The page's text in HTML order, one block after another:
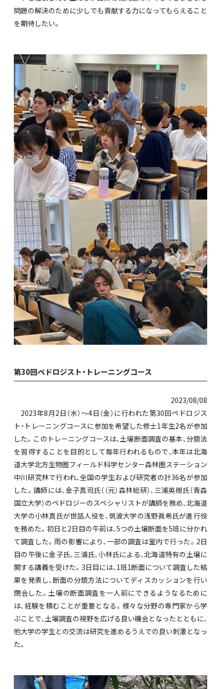
問題の解決のために少しでも貢献する力になってもらえること
を期待したい。
第30回ペドロジスト・トレーニングコース
2023/08/08
2023年8月2日（水）～4日（金）に行われた第30回ペドロジス
ト・トレーニングコースに参加を希望した修士1年生2名が参加
した。このトレーニングコースは、土壌断面調査の基本、分類法
を習得することを目的として毎年行われるもので、本年は北海
道大学北方生物圏フィールド科学センター森林圏ステーション
中川研究林で行われ、全国の学生および研究者の計36名が参加
した。講師には、金子真司氏（（元）森林総研）、三浦英樹氏（青森
国立大学）のペドロジーのスペシャリストが講師を務め、北海道
大学の小林真氏が世話人役を、筑波大学の浅野眞希氏が進行役
を務めた。初日と2日目の午前は、5つの土壌断面を5班に分かれ
て調査した。雨の影響により、一部の調査は室内で行った。2日
目の午後に金子氏、三浦氏、小林氏による、北海道特有の土壌に
関する講義を受けた。3日目には、1班1断面について調査した結
果を発表し、断面の分類方法についてディスカッションを行い
閉会した。土壌の断面調査を一人前にできるようなるために
は、経験を積むことが重要となる。様々な分野の専門家から学
ぶことで、土壌調査の視野を広げる良い機会となったとともに、
他大学の学生との交流は研究を進めるうえでの良い刺激となっ
た。